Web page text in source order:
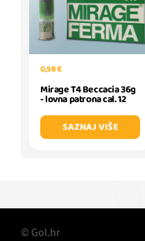
0,98 €
Mirage T4 Beccacia 36g
- lovna patrona cal. 12
SAZNAJ VIŠE
© Gol.hr